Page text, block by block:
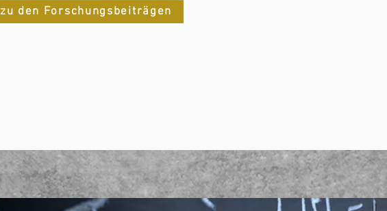
zu den Forschungsbeiträgen